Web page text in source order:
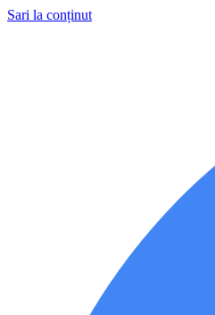
Sari la conținut